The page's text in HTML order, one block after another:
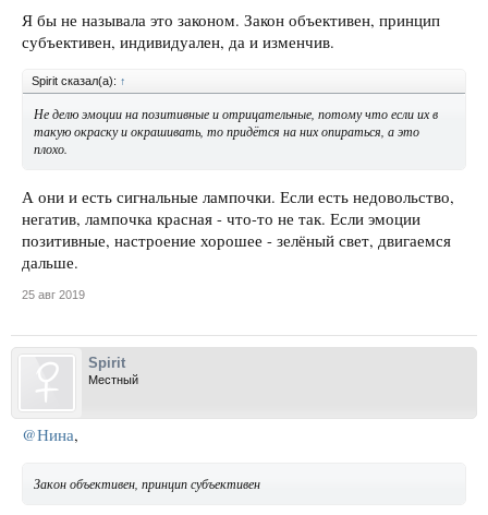
Я бы не называла это законом. Закон объективен, принцип
субъективен, индивидуален, да и изменчив.
Spirit сказал(а): ↑
Не делю эмоции на позитивные и отрицательные, потому что если их в
такую окраску и окрашивать, то придётся на них опираться, а это
плохо.
А они и есть сигнальные лампочки. Если есть недовольство,
негатив, лампочка красная - что-то не так. Если эмоции
позитивные, настроение хорошее - зелёный свет, двигаемся
дальше.
25 авг 2019
Spirit
Местный
@Нина,
Закон объективен, принцип субъективен